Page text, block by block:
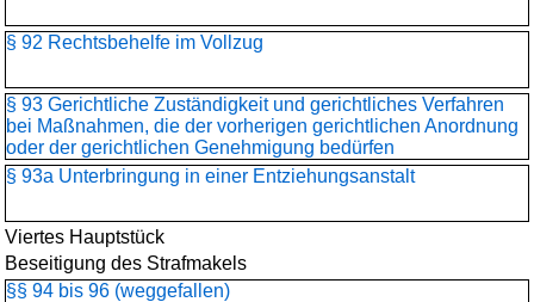
§ 92 Rechtsbehelfe im Vollzug
§ 93 Gerichtliche Zuständigkeit und gerichtliches Verfahren
bei Maßnahmen, die der vorherigen gerichtlichen Anordnung
oder der gerichtlichen Genehmigung bedürfen
§ 93a Unterbringung in einer Entziehungsanstalt
Viertes Hauptstück
Beseitigung des Strafmakels
§§ 94 bis 96 (weggefallen)